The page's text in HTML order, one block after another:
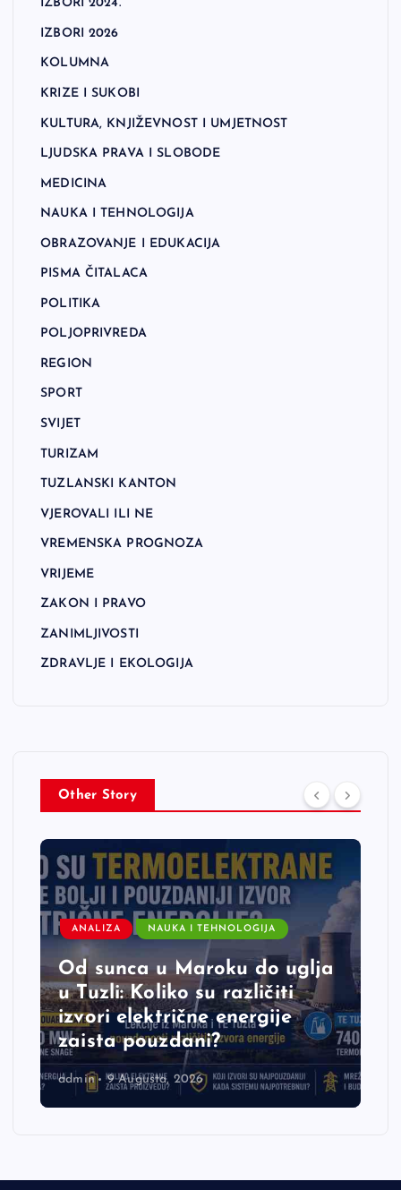
IZBORI 2024.
IZBORI 2026
KOLUMNA
KRIZE I SUKOBI
KULTURA, KNJIŽEVNOST I UMJETNOST
LJUDSKA PRAVA I SLOBODE
MEDICINA
NAUKA I TEHNOLOGIJA
OBRAZOVANJE I EDUKACIJA
PISMA ČITALACA
POLITIKA
POLJOPRIVREDA
REGION
SPORT
SVIJET
TURIZAM
TUZLANSKI KANTON
VJEROVALI ILI NE
VREMENSKA PROGNOZA
VRIJEME
ZAKON I PRAVO
ZANIMLJIVOSTI
ZDRAVLJE I EKOLOGIJA
Other Story
ANALIZA NAUKA I TEHNOLOGIJA
Od sunca u Maroku do uglja
u Tuzli: Koliko su različiti
izvori električne energije
zaista pouzdani?
admin 9 Augusta, 2026